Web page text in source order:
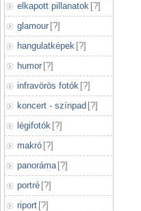
elkapott pillanatok [?]
glamour [?]
hangulatképek [?]
humor [?]
infravörös fotók [?]
koncert - színpad [?]
légifotók [?]
makró [?]
panoráma [?]
portré [?]
riport [?]